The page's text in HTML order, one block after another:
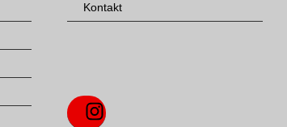
Kontakt
Instagram